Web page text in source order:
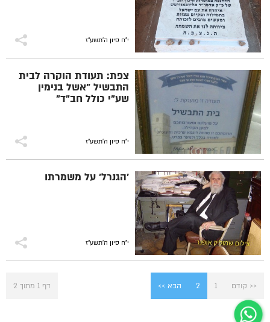
י"ח סיון ה׳תשע״ז
צפת: תעודת הוקרה לבית
התבשיל "אשל בנימין
שע"י כולל חב"ד"
י"ח סיון ה׳תשע״ז
'הגנרל' על משמרתו
י"ח סיון ה׳תשע״ז
דף 1 מתוך 2 << קודם 1
2 הבא >>